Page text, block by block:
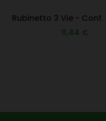
Rubinetto 3 Vie - Conf.
11,44 €